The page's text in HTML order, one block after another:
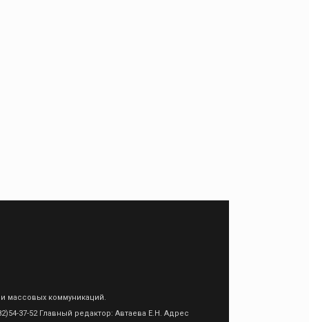
массовых коммуникаций.
37-52 Главный редактор: Автаева Е.Н. Адрес